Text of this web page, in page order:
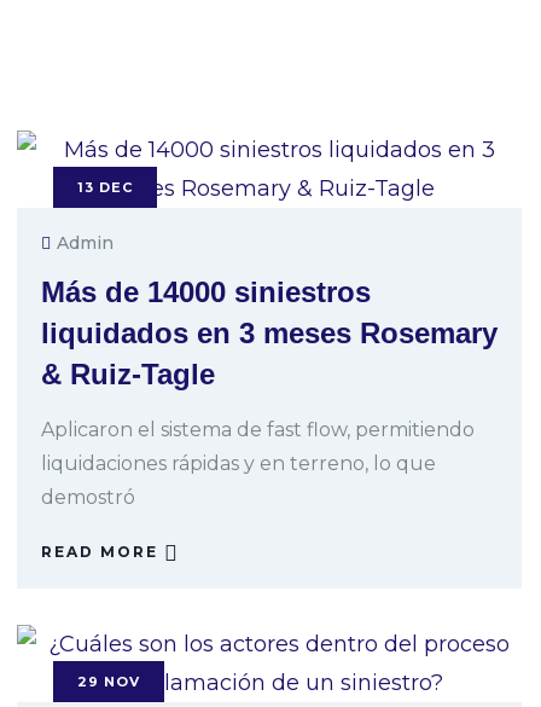
13 DEC
Admin
Más de 14000 siniestros
liquidados en 3 meses Rosemary
& Ruiz-Tagle
Aplicaron el sistema de fast flow, permitiendo
liquidaciones rápidas y en terreno, lo que
demostró
READ MORE
29 NOV